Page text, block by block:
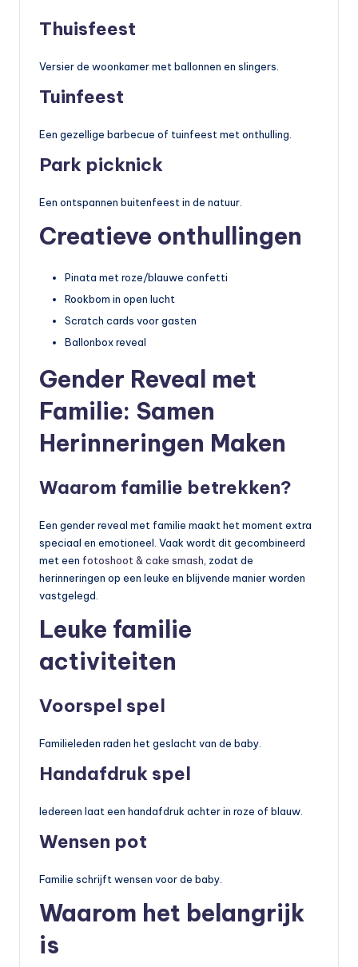
Thuisfeest
Versier de woonkamer met ballonnen en slingers.
Tuinfeest
Een gezellige barbecue of tuinfeest met onthulling.
Park picknick
Een ontspannen buitenfeest in de natuur.
Creatieve onthullingen
Pinata met roze/blauwe confetti
Rookbom in open lucht
Scratch cards voor gasten
Ballonbox reveal
Gender Reveal met
Familie: Samen
Herinneringen Maken
Waarom familie betrekken?
Een gender reveal met familie maakt het moment extra
speciaal en emotioneel. Vaak wordt dit gecombineerd
met een fotoshoot & cake smash , zodat de
herinneringen op een leuke en blijvende manier worden
vastgelegd.
Leuke familie
activiteiten
Voorspel spel
Familieleden raden het geslacht van de baby.
Handafdruk spel
Iedereen laat een handafdruk achter in roze of blauw.
Wensen pot
Familie schrijft wensen voor de baby.
Waarom het belangrijk
is